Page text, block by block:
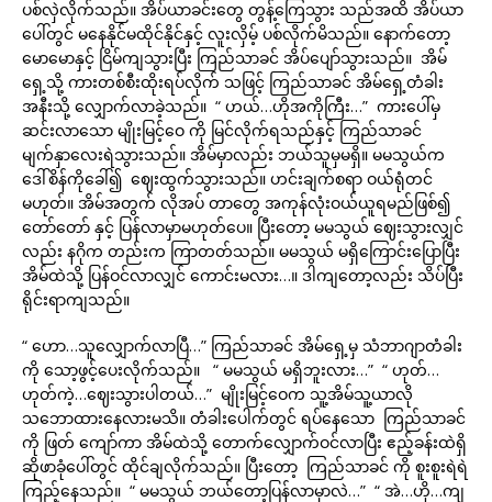
ပစ်လှဲလိုက်သည်။ အိပ်ယာခင်းတွေ တွန့်ကြေသွား သည်အထိ အိပ်ယာ
ပေါ်တွင် မနေနိုင်မထိုင်နိုင်နှင့် လူးလှိမ့် ပစ်လိုက်မိသည်။ နောက်တော့
မောမောနှင့် ငြိမ်ကျသွားပြီး ကြည်သာခင် အိပ်ပျော်သွားသည်။ အိမ်
ရှေ့သို့ ကားတစ်စီးထိုးရပ်လိုက် သဖြင့် ကြည်သာခင် အိမ်ရှေ့တံခါး
အနီးသို့ လျှောက်လာခဲ့သည်။ “ ဟယ်…ဟိုအကိုကြီး…” ကားပေါ်မှ
ဆင်းလာသော မျိုးမြင့်ဝေ ကို မြင်လိုက်ရသည်နှင့် ကြည်သာခင်
မျက်နှာလေးရဲသွားသည်။ အိမ်မှာလည်း ဘယ်သူမှမရှိ။ မမသွယ်က
ဒေါ်စိန်ကိုခေါ်၍ ဈေးထွက်သွားသည်။ ဟင်းချက်စရာ ဝယ်ရုံတင်
မဟုတ်။ အိမ်အတွက် လိုအပ် တာတွေ အကုန်လုံးဝယ်ယူရမည်ဖြစ်၍
တော်တော် နှင့် ပြန်လာမှာမဟုတ်ပေ။ ပြီးတော့ မမသွယ် ဈေးသွားလျှင်
လည်း နဂိုက တည်းက ကြာတတ်သည်။ မမသွယ် မရှိကြောင်းပြောပြီး
အိမ်ထဲသို့ ပြန်ဝင်လာလျှင် ကောင်းမလား…။ ဒါကျတော့လည်း သိပ်ပြီး
ရိုင်းရာကျသည်။
“ ဟော…သူလျှောက်လာပြီ…” ကြည်သာခင် အိမ်ရှေ့မှ သံဘာဂျာတံခါး
ကို သော့ဖွင့်ပေးလိုက်သည်။ “ မမသွယ် မရှိဘူးလား…” “ ဟုတ်…
ဟုတ်ကဲ့…ဈေးသွားပါတယ်…” မျိုးမြင့်ဝေက သူ့အိမ်သူ့ယာလို
သဘောထားနေလားမသိ။ တံခါးပေါက်တွင် ရပ်နေသော ကြည်သာခင်
ကို ဖြတ် ကျော်ကာ အိမ်ထဲသို့ တောက်လျှောက်ဝင်လာပြီး ဧည့်ခန်းထဲရှိ
ဆိုဖာခုံပေါ်တွင် ထိုင်ချလိုက်သည်။ ပြီးတော့ ကြည်သာခင် ကို စူးစူးရဲရဲ
ကြည့်နေသည်။ “ မမသွယ် ဘယ်တော့ပြန်လာမှာလဲ…” “ အဲ…ဟို…ကျ